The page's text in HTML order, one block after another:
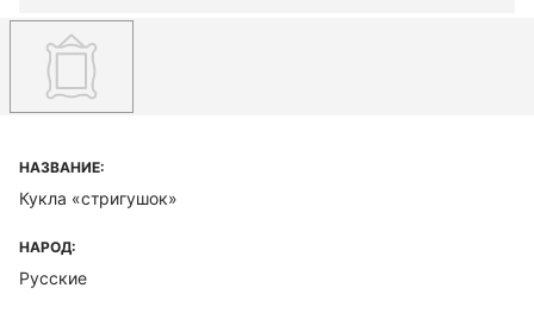
НАЗВАНИЕ:
Кукла «стригушок»
НАРОД:
Русские